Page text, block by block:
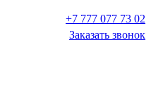
+7 777 077 73 02
Заказать звонок